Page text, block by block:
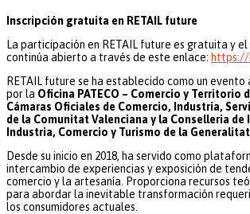
Inscripción gratuita en RETAIL future
La participación en RETAIL future es gratuita y
continúa abierto a través de este enlace:
RETAIL future se ha establecido como un evento
por la Oficina PATECO – Comercio y Territorio
Cámaras Oficiales de Comercio, Industria,
de la Comunitat Valenciana y la Conselleria de
Industria, Comercio y Turismo de la
Desde su inicio en 2018, ha servido como
intercambio de experiencias y exposición de
comercio y la artesanía. Proporciona recursos
para abordar la inevitable transformación
los consumidores actuales.